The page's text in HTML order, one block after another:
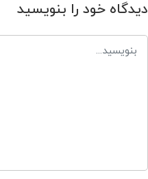
دیدگاه خود را بنویسید